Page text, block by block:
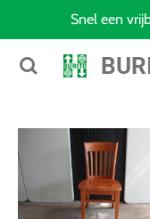
naar
Snel een